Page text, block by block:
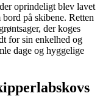
oprindeligt blev lavet
på skibene. Retten
der koges
for sin enkelhed og
dage og hyggelige